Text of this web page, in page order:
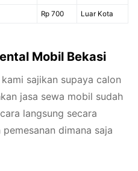
Rp 700 Luar Kota
Mobil Bekasi
sajikan supaya calon
jasa sewa mobil sudah
langsung secara
dimana saja